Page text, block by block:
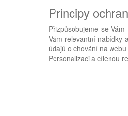
Principy
Přizpůsobujeme se
Vám relevantní nabídky
údajů o chování na
Personalizaci a cílenou